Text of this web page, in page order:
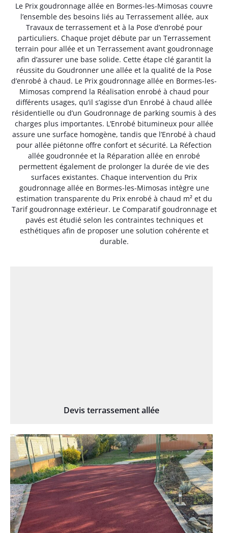
Le Prix goudronnage allée en Bormes-les-Mimosas couvre
l’ensemble des besoins liés au Terrassement allée, aux
Travaux de terrassement et à la Pose d’enrobé pour
particuliers. Chaque projet débute par un Terrassement
terrain pour allée et un Terrassement avant goudronnage
afin d’assurer une base solide. Cette étape clé garantit la
réussite du Goudronner une allée et la qualité de la Pose
d’enrobé à chaud. Le Prix goudronnage allée en Bormes-les-
Mimosas comprend la Réalisation enrobé à chaud pour
différents usages, qu’il s’agisse d’un Enrobé à chaud allée
résidentielle ou d’un Goudronnage de parking soumis à des
charges plus importantes. L’Enrobé bitumineux pour allée
assure une surface homogène, tandis que l’Enrobé à chaud
pour allée piétonne offre confort et sécurité. La Réfection
allée goudronnée et la Réparation allée en enrobé
permettent également de prolonger la durée de vie des
surfaces existantes. Chaque intervention du Prix
goudronnage allée en Bormes-les-Mimosas intègre une
estimation transparente du Prix enrobé à chaud m² et du
Tarif goudronnage extérieur. Le Comparatif goudronnage et
pavés est étudié selon les contraintes techniques et
esthétiques afin de proposer une solution cohérente et
durable.
Devis terrassement allée